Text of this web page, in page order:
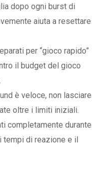
dopo ogni burst di
aiuta a resettare
per “gioco rapido”
il budget del gioco
è veloce, non lasciare
oltre i limiti iniziali.
completamente durante
tempi di reazione e il